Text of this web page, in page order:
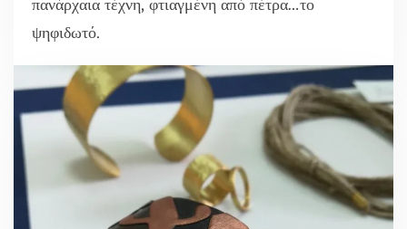
πανάρχαια τέχνη, φτιαγμένη από πέτρα…το
ψηφιδωτό.